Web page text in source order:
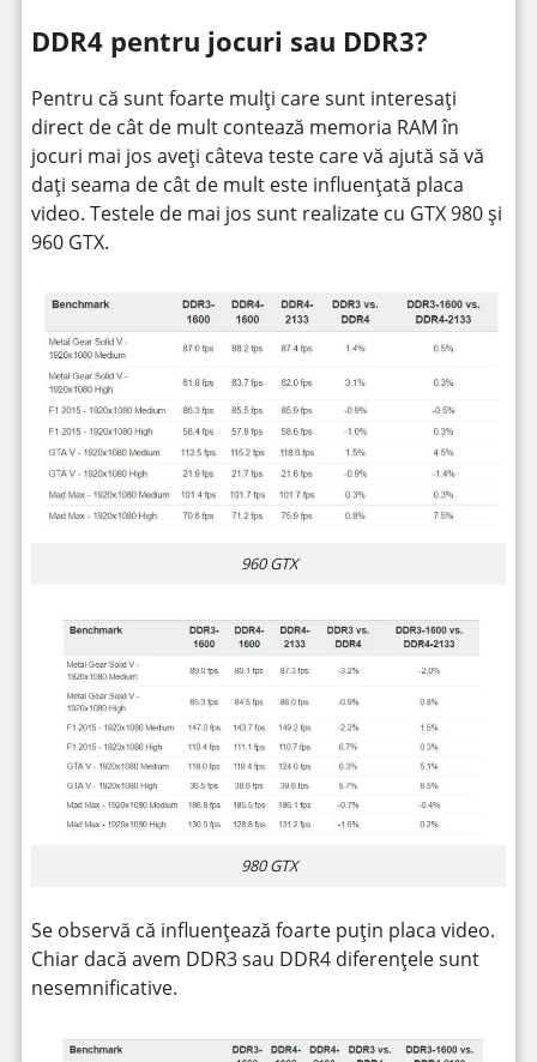
DDR4 pentru jocuri sau DDR3?
Pentru că sunt foarte mulți care sunt interesați
direct de cât de mult contează memoria RAM în
jocuri mai jos aveți câteva teste care vă ajută să vă
dați seama de cât de mult este influențată placa
video. Testele de mai jos sunt realizate cu GTX 980 și
960 GTX.
960 GTX
980 GTX
Se observă că influențează foarte puțin placa video.
Chiar dacă avem DDR3 sau DDR4 diferențele sunt
nesemnificative.